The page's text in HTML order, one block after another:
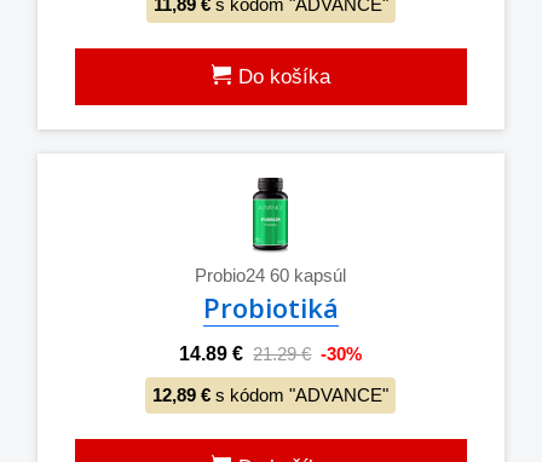
11,89 €s kódom "ADVANCE"
Do košíka
Probio24 60 kapsúl
Probiotiká
14.89 € 21.29 € -30%
12,89 € s kódom "ADVANCE"